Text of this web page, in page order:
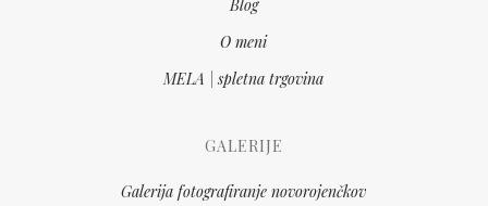
Blog
O meni
MELA | spletna trgovina
GALERIJE
Galerija fotografiranje novorojenčkov